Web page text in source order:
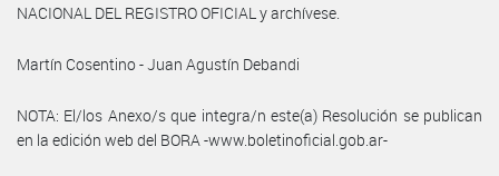
NACIONAL DEL REGISTRO OFICIAL y archívese.
Martín Cosentino - Juan Agustín Debandi
NOTA: El/los Anexo/s que integra/n este(a) Resolución se publican
en la edición web del BORA -www.boletinoficial.gob.ar-